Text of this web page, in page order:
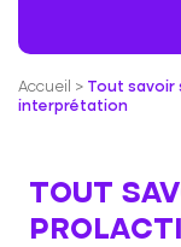
Accueil > Tout savoir
interprétation
TOUT